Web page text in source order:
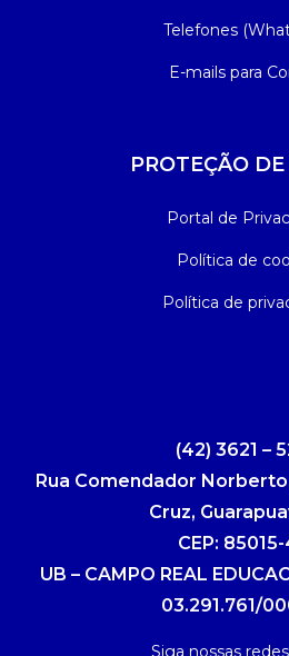
Telefones
E-mails para
PROTEÇÃO
Portal de
Política de
Política de
(42) 3621 –
Rua Comendador
Cruz,
CEP:
UB – CAMPO REAL
03.291.761/
Siga nossas